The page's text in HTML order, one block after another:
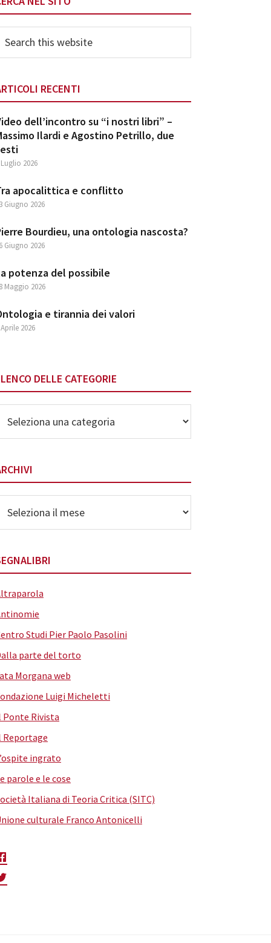
this
RECENTI
dell’incontro su “i nostri libri” –
Ilardi e Agostino Petrillo, due
2026
apocalittica e conflitto
Giugno 2026
Bourdieu, una ontologia nascosta?
Giugno 2026
potenza del possibile
Maggio 2026
e tirannia dei valori
2026
DELLE CATEGORIE
delle
Studi Pier Paolo Pasolini
parte del torto
Morgana web
Luigi Micheletti
Ponte Rivista
Reportage
ingrato
parole e le cose
Italiana di Teoria Critica (SITC)
culturale Franco Antonicelli